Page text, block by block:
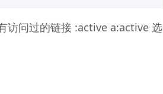
问过的链接 :active a:active 选